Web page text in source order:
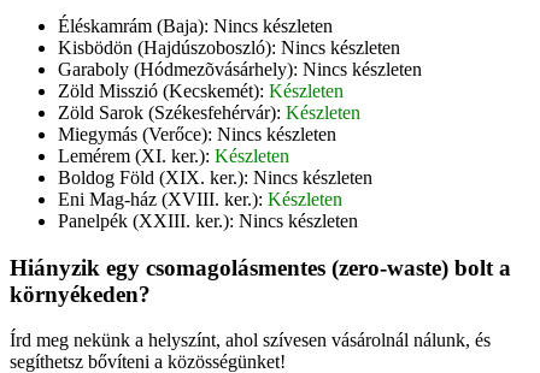
Éléskamrám (Baja): Nincs készleten
Kisbödön (Hajdúszoboszló): Nincs készleten
Garaboly (Hódmezõvásárhely): Nincs készleten
Zöld Misszió (Kecskemét): Készleten
Zöld Sarok (Székesfehérvár): Készleten
Miegymás (Verőce): Nincs készleten
Lemérem (XI. ker.): Készleten
Boldog Föld (XIX. ker.): Nincs készleten
Eni Mag-ház (XVIII. ker.): Készleten
Panelpék (XXIII. ker.): Nincs készleten
Hiányzik egy csomagolásmentes (zero-waste) bolt a
környékeden?
Írd meg nekünk a helyszínt, ahol szívesen vásárolnál nálunk, és
segíthetsz bővíteni a közösségünket!